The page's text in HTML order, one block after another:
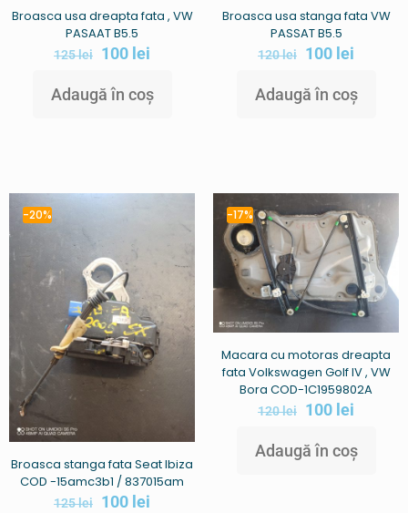
Broasca usa dreapta fata , VW
PASAAT B5.5
125lei 100 lei
Adaugă în coș
Broasca usa stanga fata VW
PASSAT B5.5
120lei 100 lei
Adaugă în coș
-20%
Broasca stanga fata Seat Ibiza
COD -15amc3b1 / 837015am
125lei 100 lei
-17%
Macara cu motoras dreapta
fata Volkswagen Golf IV , VW
Bora COD-1C1959802A
120lei 100 lei
Adaugă în coș